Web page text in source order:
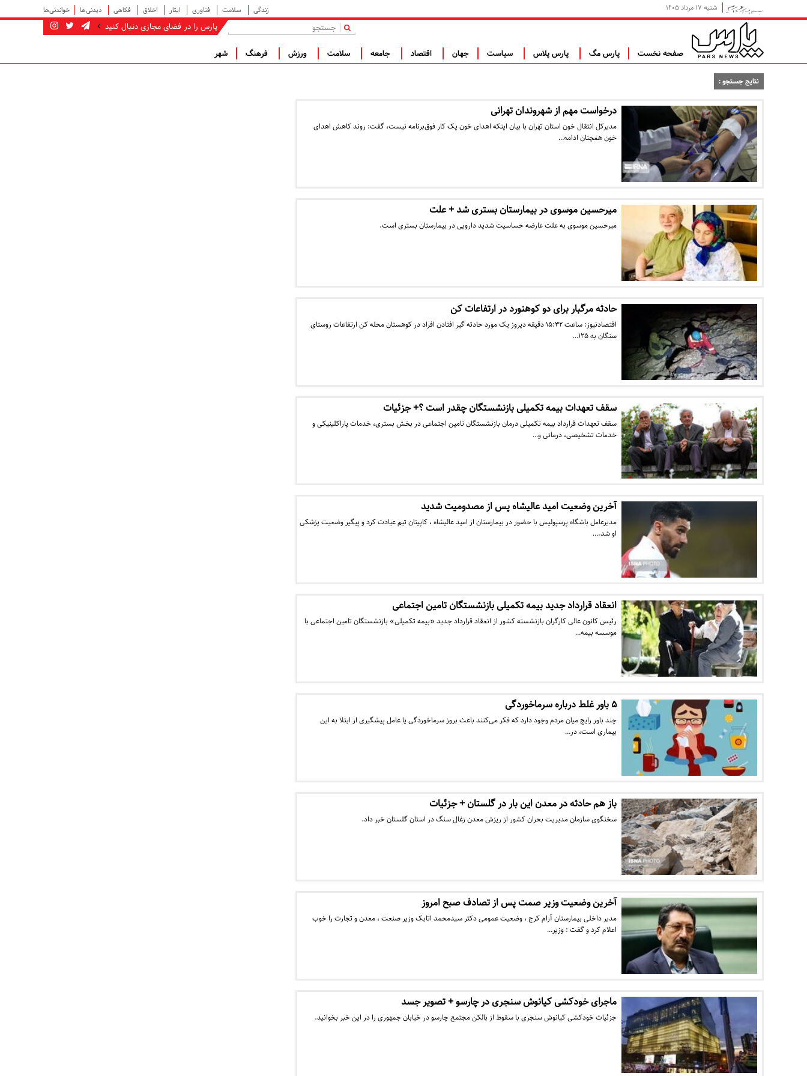
شنبه ۱۷ مرداد ۱۴۰۵ زندگی سلامت فناوری ایثار اخلاق فکاهی دیدنی‌ها خواندنی‌ها
پارس را در فضای مجازی دنبال کنید |
صفحه نخست پارس مگ پارس پلاس سیاست جهان اقتصاد جامعه سلامت ورزش فرهنگ شهر
نتایج جستجو :
درخواست مهم از شهروندان تهرانی‌
مدیرکل انتقال خون استان تهران با بیان اینکه اهدای خون یک کار فوق‌برنامه نیست، گفت: روند کاهش اهدای
خون همچنان ادامه…
میرحسین موسوی در بیمارستان بستری شد + علت
میرحسین موسوی به علت عارضه حساسیت شدید دارویی در بیمارستان بستری است.
حادثه مرگبار برای دو کوهنورد در ارتفاعات کن
اقتصادنیوز: ساعت ۱۵:۳۲ دقیقه دیروز یک مورد حادثه گیر افتادن افراد در کوهستان محله کن ارتفاعات روستای
سنگان به ۱۲۵…
سقف تعهدات بیمه تکمیلی بازنشستگان چقدر است ؟+ جزئیات
سقف تعهدات قرارداد بیمه تکمیلی درمان بازنشستگان تامین اجتماعی در بخش بستری، خدمات پاراکلینیکی و
خدمات تشخیصی، درمانی و…
آخرین وضعیت امید عالیشاه پس از مصدومیت شدید
مدیرعامل باشگاه پرسپولیس با حضور در بیمارستان از امید عالیشاه ، کاپیتان تیم عیادت کرد و پیگیر وضعیت پزشکی
او شد.…
انعقاد قرارداد جدید بیمه تکمیلی بازنشستگان تامین اجتماعی
رئیس کانون عالی کارگران بازنشسته کشور از انعقاد قرارداد جدید «بیمه تکمیلی» بازنشستگان تامین اجتماعی با
موسسه بیمه…
۵ باور غلط درباره سرماخوردگی
چند باور رایج میان مردم وجود دارد که فکر می‌کنند باعث بروز سرماخوردگی یا عامل پیشگیری از ابتلا به این
بیماری است، در…
باز هم حادثه در معدن این بار در گلستان + جزئیات
سخنگوی سازمان مدیریت بحران کشور از ریزش معدن زغال سنگ در استان گلستان خبر داد.
آخرین وضعیت وزیر صمت پس از تصادف صبح امروز
مدیر داخلی بیمارستان آرام کرج ، وضعیت عمومی دکتر سیدمحمد اتابک وزیر صنعت ، معدن و تجارت را خوب
اعلام کرد و گفت : وزیر…
ماجرای خودکشی کیانوش سنجری در چارسو + تصویر جسد
جزئیات خودکشی کیانوش سنجری با سقوط از بالکن مجتمع چارسو در خیابان جمهوری را در این خبر بخوانید.